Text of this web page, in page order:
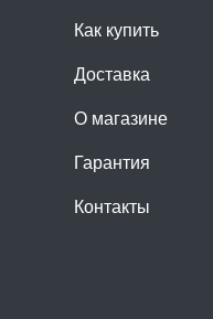
Как купить
Доставка
О магазине
Гарантия
Контакты